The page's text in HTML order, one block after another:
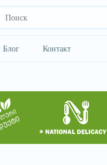
Блог Контакт